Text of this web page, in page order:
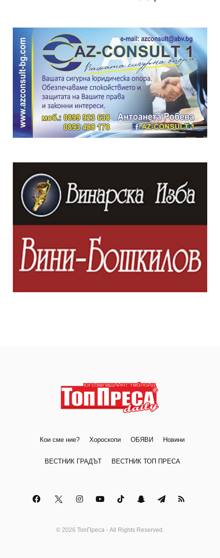
Кои сме ние? Хороскопи ОБЯВИ Новини
ВЕСТНИК ГРАДЪТ ВЕСТНИК ТОП ПРЕСА
© 2026 ТопПреса - All Rights Reserved.